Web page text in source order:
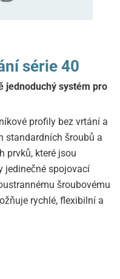
série 40
jednoduchý systém pro
profily bez vrtání a
standardních šroubů a
prvků, které jsou
jedinečné spojovací
šroubovému
rychlé, flexibilní a